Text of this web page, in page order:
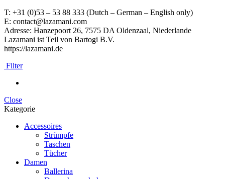
T: +31 (0)53 – 53 88 333 (Dutch – German – English only)
E: contact@lazamani.com
Adresse: Hanzepoort 26, 7575 DA Oldenzaal, Niederlande
Lazamani ist Teil von Bartogi B.V.
https://lazamani.de
Filter
Close
Kategorie
Accessoires
Strümpfe
Taschen
Tücher
Damen
Ballerina